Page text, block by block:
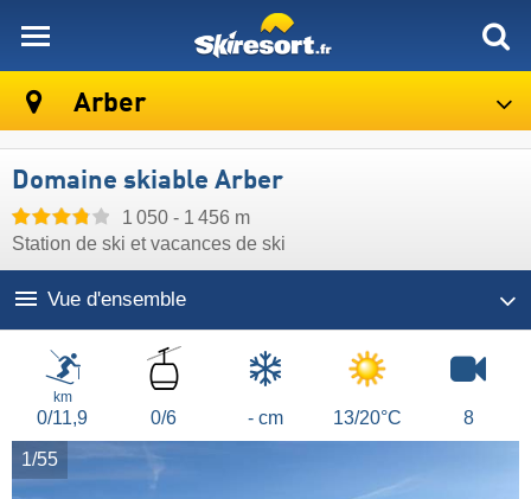
Arber
Domaine skiable Arber
1 050 - 1 456 m
Station de ski et vacances de ski
Vue d'ensemble
km
0/11,9
Remontées
mécaniques
0/6
- cm 13/20°C 8
1/55